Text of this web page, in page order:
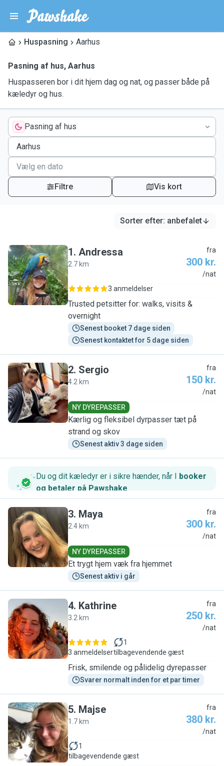
Huspasning Aarhus
Pasning af hus, Aarhus
Huspasseren bor i dit hjem dag og nat, og passer både på
kæledyr og hus.
Pasning af hus
Filtre Vis kort
Sorter efter: anbefalet
A
1. Andressa
2.7 km
fra
300 kr.
/nat
3 anmeldelser
Trusted petsitter for: walks, visits &
overnight
Senest booket 7 dage siden
Senest kontaktet for 5 dage siden
S
2. Sergio
4.2 km
fra
150 kr.
/nat
NY DYREPASSER
Kærlig og fleksibel dyrpasser tæt på
strand og skov
Senest aktiv 3 dage siden
Du og dit kæledyr er i sikre hænder, når I booker
og betaler på Pawshake.
M
3. Maya
2.4 km
fra
300 kr.
/nat
NY DYREPASSER
Et trygt hjem væk fra hjemmet
Senest aktiv i går
K
4. Kathrine
3.2 km
fra
250 kr.
/nat
3 anmeldelser
1
tilbagevendende gæst
Frisk, smilende og pålidelig dyrepasser
Svarer normalt inden for et par timer
M
5. Majse
1.7 km
fra
380 kr.
/nat
1
tilbagevendende gæst